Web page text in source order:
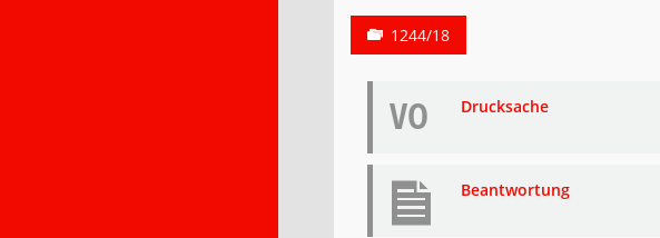
1244/18
VO Drucksache
Beantwortung